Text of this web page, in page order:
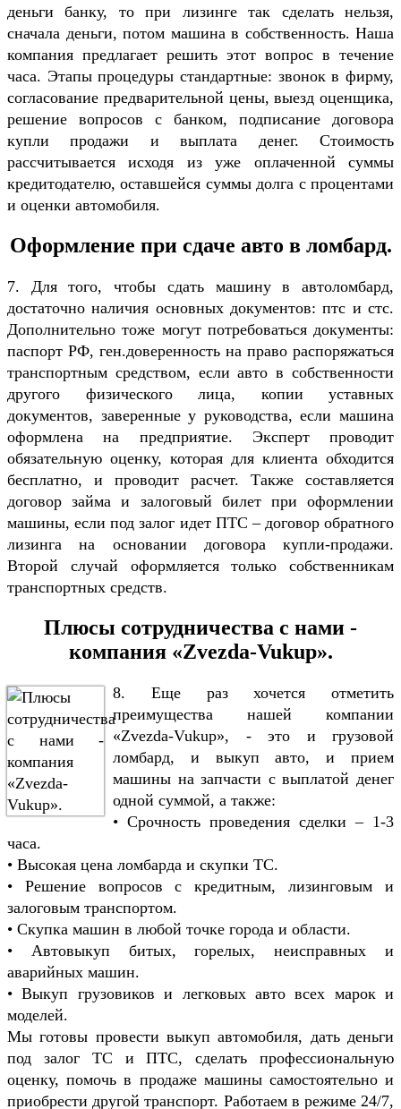
деньги банку, то при лизинге так сделать нельзя,
сначала деньги, потом машина в собственность. Наша
компания предлагает решить этот вопрос в течение
часа. Этапы процедуры стандартные: звонок в фирму,
согласование предварительной цены, выезд оценщика,
решение вопросов с банком, подписание договора
купли продажи и выплата денег. Стоимость
рассчитывается исходя из уже оплаченной суммы
кредитодателю, оставшейся суммы долга с процентами
и оценки автомобиля.
Оформление при сдаче авто в ломбард.
7. Для того, чтобы сдать машину в автоломбард,
достаточно наличия основных документов: птс и стс.
Дополнительно тоже могут потребоваться документы:
паспорт РФ, ген.доверенность на право распоряжаться
транспортным средством, если авто в собственности
другого физического лица, копии уставных
документов, заверенные у руководства, если машина
оформлена на предприятие. Эксперт проводит
обязательную оценку, которая для клиента обходится
бесплатно, и проводит расчет. Также составляется
договор займа и залоговый билет при оформлении
машины, если под залог идет ПТС – договор обратного
лизинга на основании договора купли-продажи.
Второй случай оформляется только собственникам
транспортных средств.
Плюсы сотрудничества с нами -
компания «Zvezda-Vukup».
8. Еще раз хочется отметить
преимущества нашей компании
«Zvezda-Vukup», - это и грузовой
ломбард, и выкуп авто, и прием
машины на запчасти с выплатой денег
одной суммой, а также:
• Срочность проведения сделки – 1-3
часа.
• Высокая цена ломбарда и скупки ТС.
• Решение вопросов с кредитным, лизинговым и
залоговым транспортом.
• Скупка машин в любой точке города и области.
• Автовыкуп битых, горелых, неисправных и
аварийных машин.
• Выкуп грузовиков и легковых авто всех марок и
моделей.
Мы готовы провести выкуп автомобиля, дать деньги
под залог ТС и ПТС, сделать профессиональную
оценку, помочь в продаже машины самостоятельно и
приобрести другой транспорт. Работаем в режиме 24/7,